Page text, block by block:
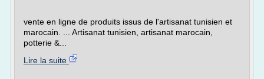
vente en ligne de produits issus de l'artisanat tunisien et
marocain. ... Artisanat tunisien, artisanat marocain,
potterie &...
Lire la suite